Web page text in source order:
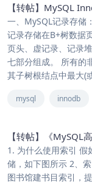
【转帖】MySQL
一、MySQL记录存储
记录存储在B+树数据
页头、虚记录、记录
七部分组成。 所有的
其子树根结点中最大(
mysql innodb
【转帖】《MySQL
1. 为什么使用索引 假
储，如下图所示 2、
图书馆建书目索引，